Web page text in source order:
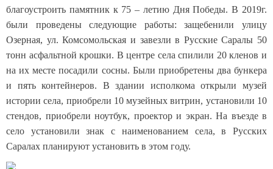
благоустроить памятник к 75 – летию Дня Победы. В 2019г.
были проведены следующие работы: защебенили улицу
Озерная, ул. Комсомольская и завезли в Русские Саралы 50
тонн асфальтной крошки. В центре села спилили 20 кленов и
на их месте посадили сосны. Были приобретены два бункера
и пять контейнеров. В здании исполкома открыли музей
истории села, приобрели 10 музейных витрин, установили 10
стендов, приобрели ноутбук, проектор и экран. На въезде в
село установили знак с наименованием села, в Русских
Саралах планируют установить в этом году.